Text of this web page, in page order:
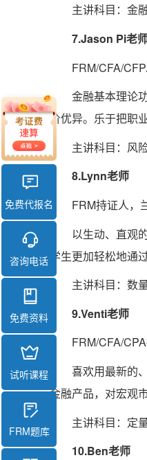
主讲科目：金
7.Jason Pi老
FRM/CFA/
金融基本理论
价优异。乐于把职
主讲科目：风
8.Lynn老师
FRM持证人，
以生动、直观
学生更加轻松地通
主讲科目：数
9.Venti老师
FRM/CFA/
喜欢用最新的
金融产品，对宏观
主讲科目：定
10.Ben老师
免费代报名
咨询电话
免费资料
试听课程
FRM题库